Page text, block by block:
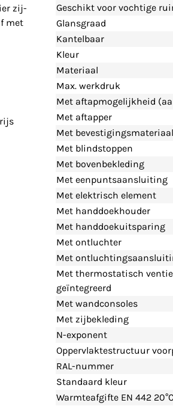
zij-
met
Geschikt voor vochtige
Glansgraad
Kantelbaar
Kleur
Materiaal
Max. werkdruk
Met aftapmogelijkheid
Met aftapper
Met bevestigingsmateriaal
Met blindstoppen
Met bovenbekleding
Met eenpuntsaansluiting
Met elektrisch element
Met handdoekhouder
Met handdoekuitsparing
Met ontluchter
Met
Met thermostatisch
geïntegreerd
Met wandconsoles
Met zijbekleding
N-exponent
Oppervlaktestructuur
RAL-nummer
Standaard kleur
Warmteafgifte EN 442